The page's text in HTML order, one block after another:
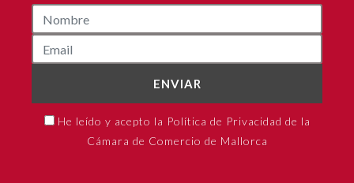
ENVIAR
He leído y acepto la Política de Privacidad de la
Cámara de Comercio de Mallorca